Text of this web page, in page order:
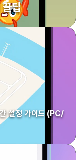
꿀팁
설정 가이드 (PC/